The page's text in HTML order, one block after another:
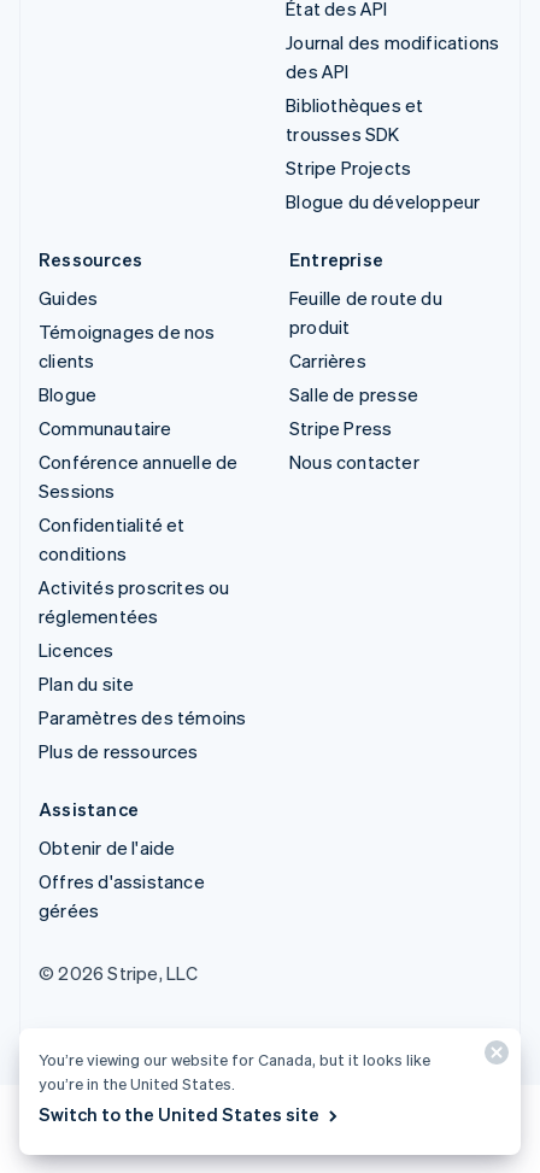
État des API
Journal des modifications
des API
Bibliothèques et
trousses SDK
Stripe Projects
Blogue du développeur
Ressources
Guides
Témoignages de nos
clients
Blogue
Communautaire
Conférence annuelle de
Sessions
Confidentialité et
conditions
Activités proscrites ou
réglementées
Licences
Plan du site
Paramètres des témoins
Plus de ressources
Entreprise
Feuille de route du
produit
Carrières
Salle de presse
Stripe Press
Nous contacter
Assistance
Obtenir de l'aide
Offres d'assistance
gérées
© 2026 Stripe, LLC
You’re viewing our website for Canada, but it looks like
you’re in the United States.
Switch to the United States site